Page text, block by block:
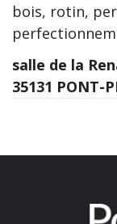
bois, rotin,
salle de la
35131 PONT-